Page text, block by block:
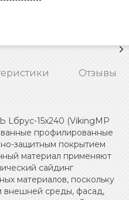
Отзывы
15х240 (VikingMP
профилированные
защитным покрытием
материал применяют
сайдинг
материалов, поскольку
внешней среды, фасад,